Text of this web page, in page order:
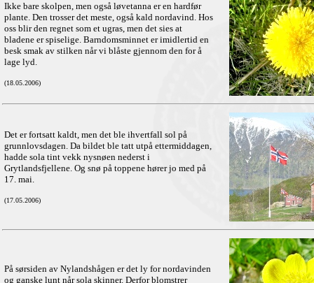
Ikke bare skolpen, men også løvetanna er en hardfør
plante. Den trosser det meste, også kald nordavind. Hos
oss blir den regnet som et ugras, men det sies at
bladene er spiselige. Barndomsminnet er imidlertid en
besk smak av stilken når vi blåste gjennom den for å
lage lyd.
(18.05.2006)
Det er fortsatt kaldt, men det ble ihvertfall sol på
grunnlovsdagen. Da bildet ble tatt utpå ettermiddagen,
hadde sola tint vekk nysnøen nederst i
Grytlandsfjellene. Og snø på toppene hører jo med på
17. mai.
(17.05.2006)
På sørsiden av Nylandshågen er det ly for nordavinden
og ganske lunt når sola skinner. Derfor blomstrer